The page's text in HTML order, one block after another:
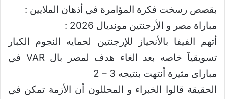
بقصص رسخت فكرة المؤامرة في أذهان الملايين :
مباراة مصر و الأرجنتين مونديال 2026 :
أتهم الفيفا بالأنحياز للإرجنتين لحمايه النجوم الكبار
تسويقيآ خاصه بعد الغاء هدف لمصر بال VAR في
مباراى مثيرة أنتهت بنتيجه 3 – 2
الحقيقة قالوا الخبراء و المحللون أن الأزمة تمكن في